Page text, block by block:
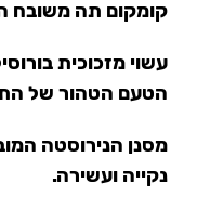
קומקום תה משובח
עשוי מזכוכית
הטעם הטהור של
מסנן הנירוסטה
נקייה ועשירה.